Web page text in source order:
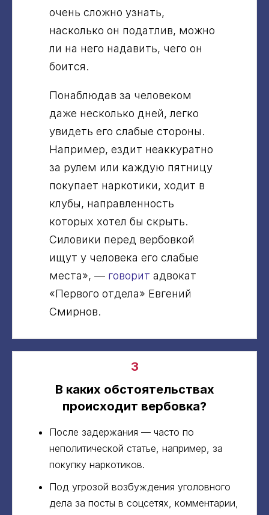
очень сложно узнать,
насколько он податлив, можно
ли на него надавить, чего он
боится.
Понаблюдав за человеком
даже несколько дней, легко
увидеть его слабые стороны.
Например, ездит неаккуратно
за рулем или каждую пятницу
покупает наркотики, ходит в
клубы, направленность
которых хотел бы скрыть.
Силовики перед вербовкой
ищут у человека его слабые
места», — говорит адвокат
«Первого отдела» Евгений
Смирнов.
3
В каких обстоятельствах
происходит вербовка?
После задержания — часто по
неполитической статье, например, за
покупку наркотиков.
Под угрозой возбуждения уголовного
дела за посты в соцсетях, комментарии,